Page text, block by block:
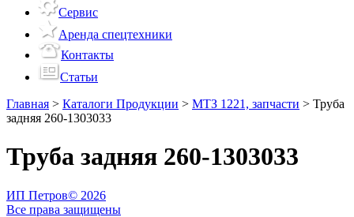
Сервис
Аренда спецтехники
Контакты
Статьи
Главная > Каталоги Продукции > МТЗ 1221, запчасти > Труба
задняя 260-1303033
Труба задняя 260-1303033
ИП Петров© 2026
Все права защищены